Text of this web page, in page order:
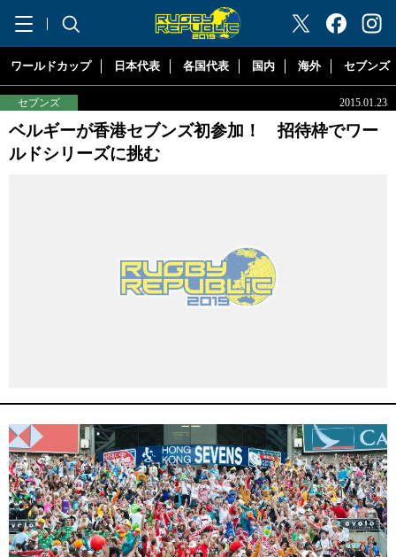
"ラグビーリパブリック"
ワールドカップ 日本代表 各国代表 国内 海外 セブンズ
セブンズ 2015.01.23
ベルギーが香港セブンズ初参加！ 招待枠でワー
ルドシリーズに挑む